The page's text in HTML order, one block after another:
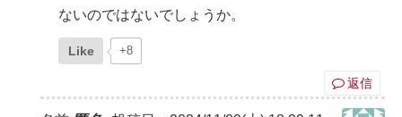
ないのではないでしょうか。
Like +8
返信